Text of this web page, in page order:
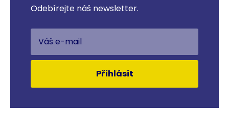
Odebírejte náš newsletter.
Přihlásit